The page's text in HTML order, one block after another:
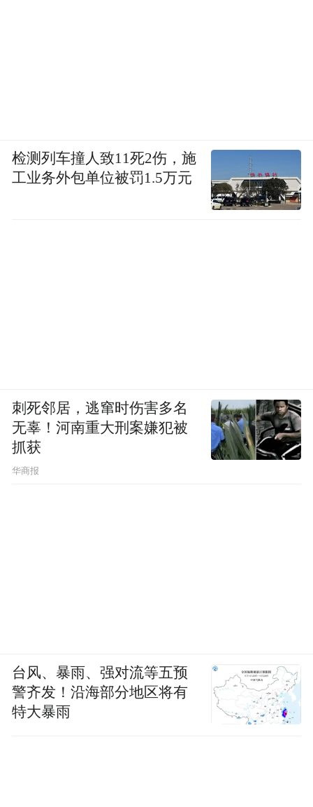
检测列车撞人致11死2伤，施
工业务外包单位被罚1.5万元
刺死邻居，逃窜时伤害多名
无辜！河南重大刑案嫌犯被
抓获
华商报
台风、暴雨、强对流等五预
警齐发！沿海部分地区将有
特大暴雨